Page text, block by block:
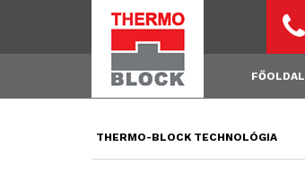
FŐOLDAL
THERMO-BLOCK TECHNOLÓGIA